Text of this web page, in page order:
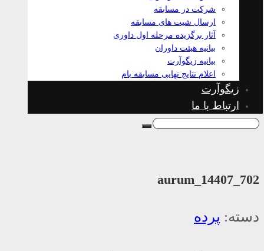
شرکت در مسابقه
ارسال شیت های مسابقه
آثار برگزیده مرحله اول داوری
بیانیه هیئت داوران
بیانیه زیگوآرت
اعلام نتایج نهایی مسابقه بام
زیگوآرت
ارتباط با ما
aurum_14407_702
دسته: پرده